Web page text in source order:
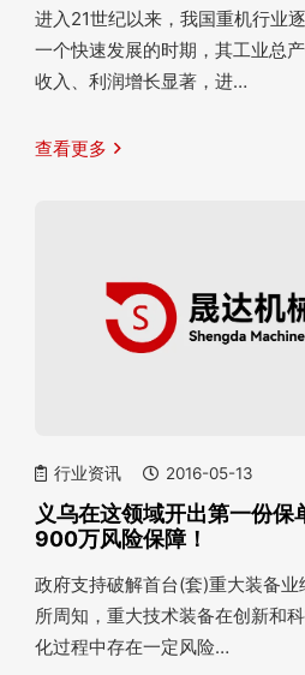
进入21世纪以来，我国重机行业
一个快速发展的时期，其工业总
收入、利润增长显著，进…
查看更多
行业资讯 2016-05-13
义乌在这领域开出第一份保
900万风险保障！
政府支持破解首台(套)重大装备业
所周知，重大技术装备在创新和
化过程中存在一定风险…